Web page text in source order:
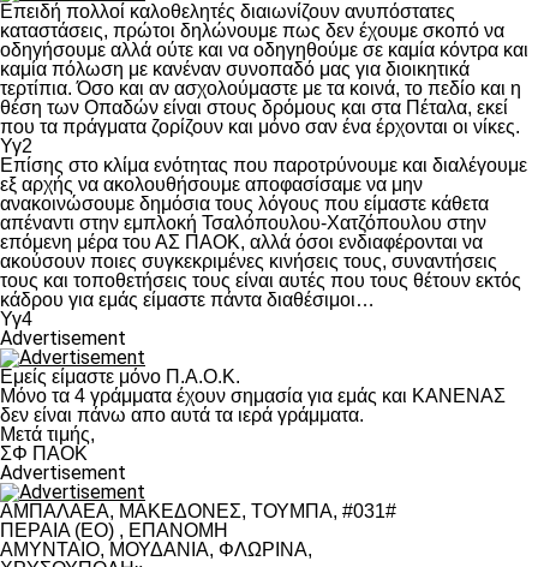
Επειδή πολλοί καλοθελητές διαιωνίζουν ανυπόστατες
καταστάσεις, πρώτοι δηλώνουμε πως δεν έχουμε σκοπό να
οδηγήσουμε αλλά ούτε και να οδηγηθούμε σε καμία κόντρα και
καμία πόλωση με κανέναν συνοπαδό μας για διοικητικά
τερτίπια. Όσο και αν ασχολούμαστε με τα κοινά, το πεδίο και η
θέση των Οπαδών είναι στους δρόμους και στα Πέταλα, εκεί
που τα πράγματα ζορίζουν και μόνο σαν ένα έρχονται οι νίκες.
Υγ2
Επίσης στο κλίμα ενότητας που παροτρύνουμε και διαλέγουμε
εξ αρχής να ακολουθήσουμε αποφασίσαμε να μην
ανακοινώσουμε δημόσια τους λόγους που είμαστε κάθετα
απέναντι στην εμπλοκή Τσαλόπουλου-Χατζόπουλου στην
επόμενη μέρα του ΑΣ ΠΑΟΚ, αλλά όσοι ενδιαφέρονται να
ακούσουν ποιες συγκεκριμένες κινήσεις τους, συναντήσεις
τους και τοποθετήσεις τους είναι αυτές που τους θέτουν εκτός
κάδρου για εμάς είμαστε πάντα διαθέσιμοι…
Υγ4
Advertisement
Εμείς είμαστε μόνο Π.Α.Ο.Κ.
Μόνο τα 4 γράμματα έχουν σημασία για εμάς και ΚΑΝΕΝΑΣ
δεν είναι πάνω απο αυτά τα ιερά γράμματα.
Μετά τιμής,
ΣΦ ΠΑΟΚ
Advertisement
ΑΜΠΑΛΑΕΑ, ΜΑΚΕΔΟΝΕΣ, ΤΟΥΜΠΑ, #031#
ΠΕΡΑΙΑ (ΕΟ) , ΕΠΑΝΟΜΗ
ΑΜΥΝΤΑΙΟ, ΜΟΥΔΑΝΙΑ, ΦΛΩΡΙΝΑ,